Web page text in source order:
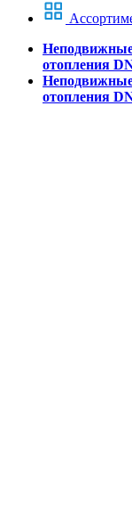
отопления
отопления